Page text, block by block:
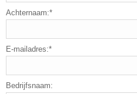
Achternaam:*
E-mailadres:*
Bedrijfsnaam: